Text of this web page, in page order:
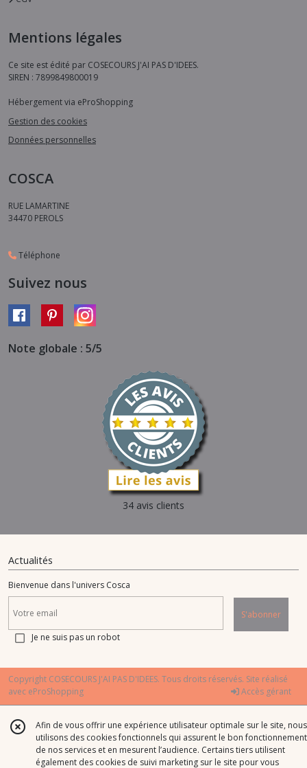
Mentions légales
Ce site est édité par COSECOURS J'AI PAS D'IDEES.
SIREN : 7899849800019
Hébergement via eProShopping
Gestion des cookies
Données personnelles
COSCA
RUE LAMARTINE
34470 PEROLS
Téléphone
Suivez nous
Note globale : 5/5
34 avis clients
Actualités
Bienvenue dans l'univers Cosca
S'abonner
Je ne suis pas un robot
Copyright COSECOURS J'AI PAS D'IDEES. Tous droits réservés. Site réalisé
avec eProShopping Accès gérant
Afin de vous offrir une expérience utilisateur optimale sur le site, nous
utilisons des cookies fonctionnels qui assurent le bon fonctionnement
de nos services et en mesurent l’audience. Certains tiers utilisent
également des cookies de suivi marketing sur le site pour vous